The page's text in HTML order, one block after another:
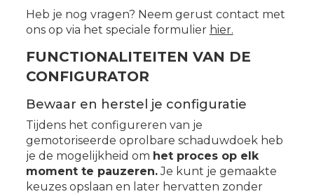
Heb je nog vragen? Neem gerust contact met
ons op via het speciale formulier hier.
FUNCTIONALITEITEN VAN DE
CONFIGURATOR
Bewaar en herstel je configuratie
Tijdens het configureren van je
gemotoriseerde oprolbare schaduwdoek heb
je de mogelijkheid om het proces op elk
moment te pauzeren.Je kunt je gemaakte
keuzes opslaan en later hervatten zonder